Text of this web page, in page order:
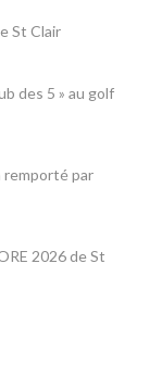
St Clair
des 5 » au golf
remporté par
2026 de St